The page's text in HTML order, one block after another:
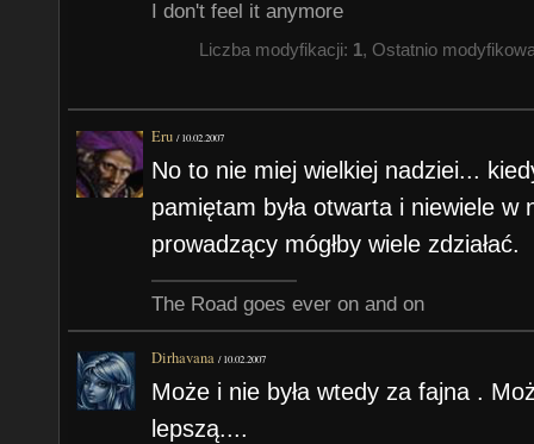
I don't feel it anymore
Liczba modyfikacji: 1, Ostatnio
Eru /10.02.2007
No to nie miej wielkiej nadziei...
pamiętam była otwarta i niewiele w
prowadzący mógłby wiele zdziałać.
The Road goes ever on and on
Dirhavana /10.02.2007
Może i nie była wtedy za fajna .
lepszą....